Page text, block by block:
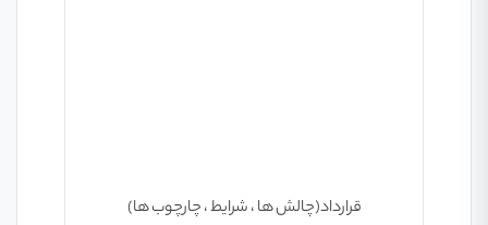
قرارداد(چالش ها ، شرایط ، چارچوب ها)